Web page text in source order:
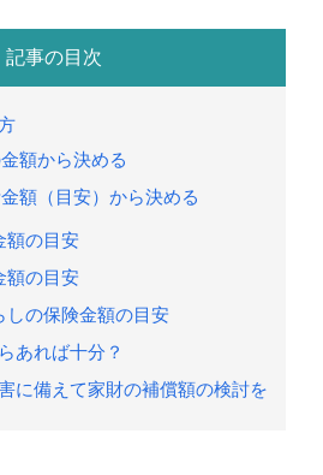
記事の目次
額から決める
額（目安）から決める
額の目安
額の目安
しの保険金額の目安
あれば十分？
に備えて家財の補償額の検討を